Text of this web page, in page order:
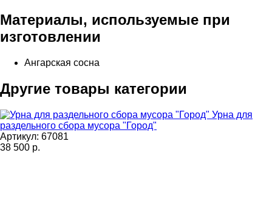
Материалы, используемые при
изготовлении
Ангарская сосна
Другие товары категории
Урна для
раздельного сбора мусора "Город"
Артикул: 67081
38 500 р.